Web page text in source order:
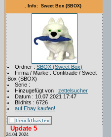
. Info: Sweet Box (SBOX)
Ordner : SBOX (Sweet Box)
Firma / Marke : Confitrade / Sweet
Box (SBOX)
Serie :
Hinzugefügt von : zettelsucher
Datum : 10.07.2021 17:47
Bildhits : 6726
auf Ebay kaufen!
Update 5
24.04.2024